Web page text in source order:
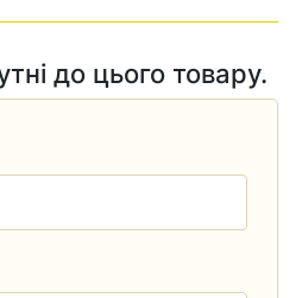
до цього товару.